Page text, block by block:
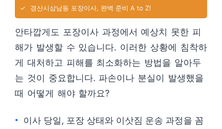
✓ 경산시삼남동 포장이사, 완벽 준비 A to Z!
안타깝게도 포장이사 과정에서 예상치 못한 피
해가 발생할 수 있습니다. 이러한 상황에 침착하
게 대처하고 피해를 최소화하는 방법을 알아두
는 것이 중요합니다. 파손이나 분실이 발생했을
때 어떻게 해야 할까요?
이사 당일, 포장 상태와 이삿짐 운송 과정을 꼼